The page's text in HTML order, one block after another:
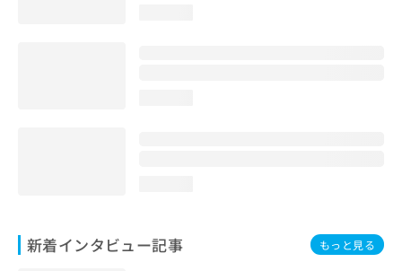
新着インタビュー記事 もっと見る